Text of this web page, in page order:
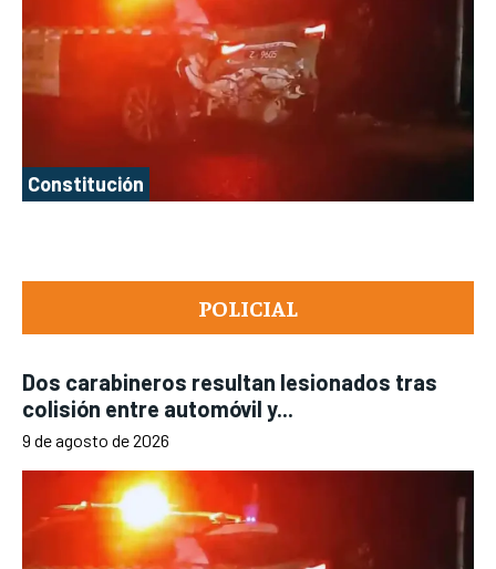
POLICIAL
Dos carabineros resultan lesionados tras
colisión entre automóvil y...
9 de agosto de 2026
Constitución